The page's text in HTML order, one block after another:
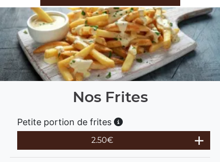
Nos Frites
Petite portion de frites
2.50€